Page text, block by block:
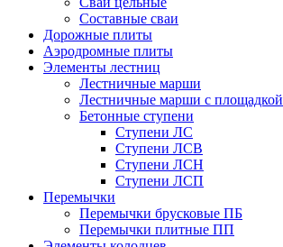
Составные сваи
Дорожные плиты
Аэродромные плиты
Элементы лестниц
Лестничные марши
Лестничные марши с площадкой
Бетонные ступени
Ступени ЛС
Ступени ЛСВ
Ступени ЛСН
Ступени ЛСП
Перемычки
Перемычки брусковые ПБ
Перемычки плитные ПП